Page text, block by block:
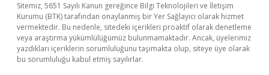
Sitemiz, 5651 Sayılı Kanun gereğince Bilgi Teknolojileri ve İletişim
Kurumu (BTK) tarafından onaylanmış bir Yer Sağlayıcı olarak hizmet
vermektedir. Bu nedenle, sitedeki içerikleri proaktif olarak denetleme
veya araştırma yükümlülüğümüz bulunmamaktadır. Ancak, üyelerimiz
yazdıkları içeriklerin sorumluluğunu taşımakta olup, siteye üye olarak
bu sorumluluğu kabul etmiş sayılırlar.